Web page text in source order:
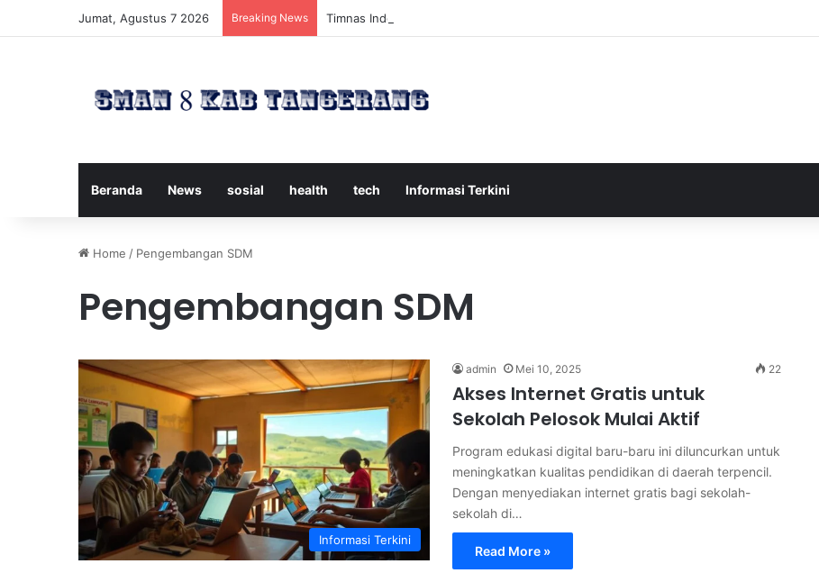
Jumat, Agustus 7 2026 Breaking News Timnas Indonesia U-17 Tereliminasi, Berikut 4 Tim Lolos ke Semifinal Piala AFF U-17 2026
Beranda News sosial health tech Informasi Terkini
Home / Pengembangan SDM
Pengembangan SDM
Informasi Terkini
admin Mei 10, 2025 22
Akses Internet Gratis untuk
Sekolah Pelosok Mulai Aktif
Program edukasi digital baru-baru ini diluncurkan untuk
meningkatkan kualitas pendidikan di daerah terpencil.
Dengan menyediakan internet gratis bagi sekolah-
sekolah di…
Read More »